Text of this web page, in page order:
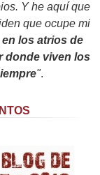
Y he aquí que
que ocupe mi
en los atrios de
donde viven los
".